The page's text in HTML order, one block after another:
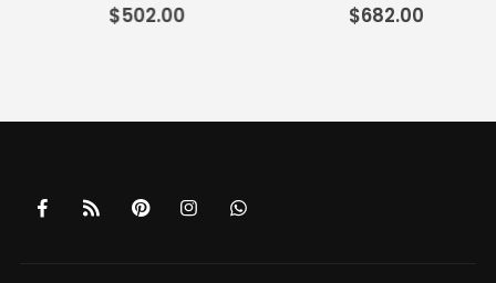
out of 5
502.00 out of 5
682.00